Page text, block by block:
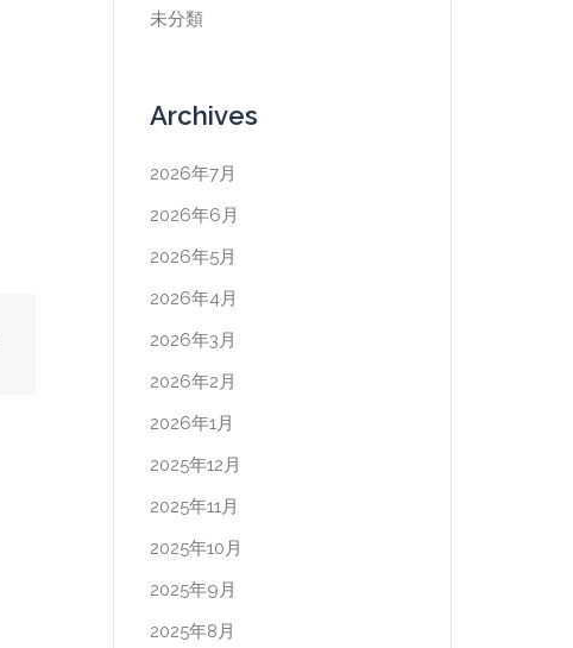
未分類
Archives
2026年7月
2026年6月
2026年5月
2026年4月
2026年3月
2026年2月
2026年1月
2025年12月
2025年11月
2025年10月
2025年9月
2025年8月